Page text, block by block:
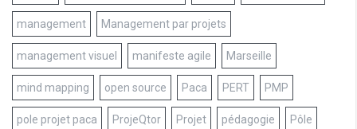
management Management par projets
management visuel manifeste agile Marseille
mind mapping open source Paca PERT PMP
pole projet paca ProjeQtor Projet pédagogie Pôle